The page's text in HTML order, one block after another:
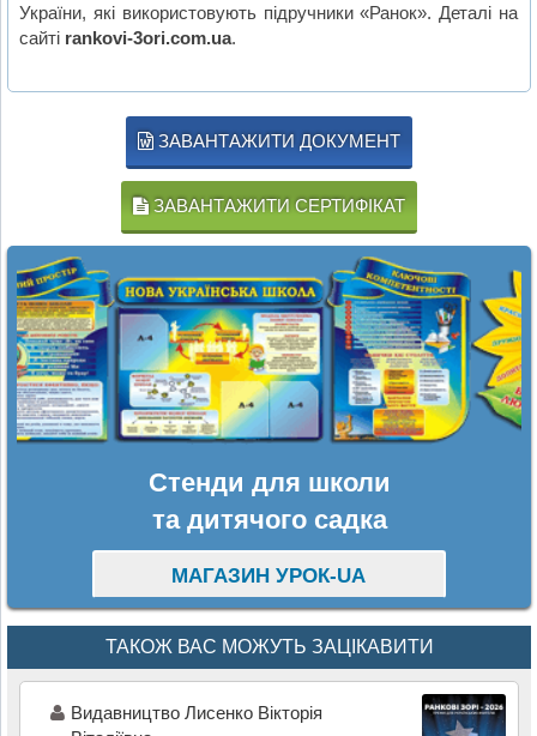
України, які використовують підручники «Ранок». Деталі на
сайті rankovi-3ori.com.ua.
ЗАВАНТАЖИТИ ДОКУМЕНТ
ЗАВАНТАЖИТИ СЕРТИФІКАТ
Стенди для школи
та дитячого садка
МАГАЗИН УРОК-UA
ТАКОЖ ВАС МОЖУТЬ ЗАЦІКАВИТИ
Видавництво Лисенко Вікторія